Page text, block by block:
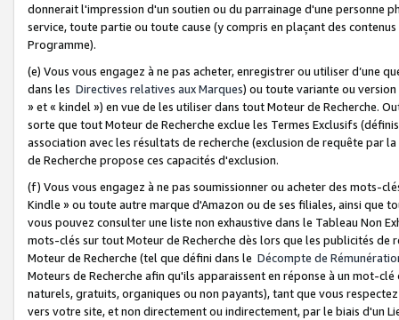
donnerait l'impression d'un soutien ou du parrainage d'une personne
service, toute partie ou toute cause (y compris en plaçant des
Programme).
(e) Vous vous engagez à ne pas acheter, enregistrer ou utiliser d’une
dans les Directives relatives aux Marques) ou toute variante ou
» et « kindel ») en vue de les utiliser dans tout Moteur de Recherche.
sorte que tout Moteur de Recherche exclue les Termes Exclusifs
association avec les résultats de recherche (exclusion de requête
de Recherche propose ces capacités d'exclusion.
(f) Vous vous engagez à ne pas soumissionner ou acheter des mots-
Kindle » ou toute autre marque d'Amazon ou de ses filiales, ainsi que
vous pouvez consulter une liste non exhaustive dans le Tableau Non
mots-clés sur tout Moteur de Recherche dès lors que les publicités de
Moteur de Recherche (tel que défini dans le Décompte de
Moteurs de Recherche afin qu'ils apparaissent en réponse à un mot-
naturels, gratuits, organiques ou non payants), tant que vous
vers votre site, et non directement ou indirectement, par le biais d'un